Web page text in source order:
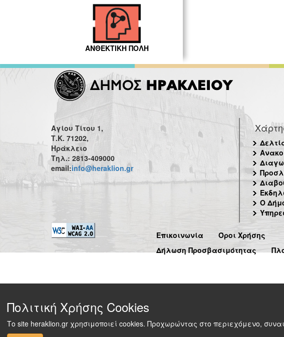
ΑΝΘΕΚΤΙΚΗ ΠΟΛΗ
Αγίου Τίτου 1,
Τ.Κ. 71202,
Ηράκλειο
Τηλ.: 2813-409000
email:info@heraklion.gr
Ο
Επικοινωνία
Όροι Χρήσης
Δήλωση Προσβασιμότητας
Πολιτική Χρήσης Cookies
Το site heraklion.gr χρησιμοποιεί cookies. Προχωρώντας στο περιεχόμενο,